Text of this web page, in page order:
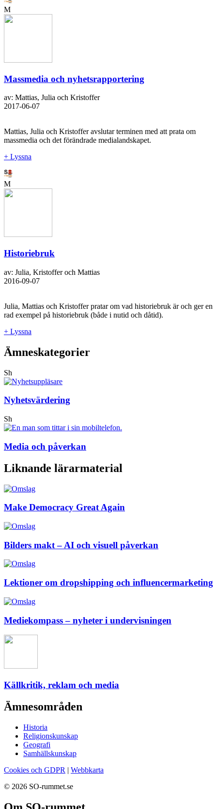
M
Massmedia och nyhetsrapportering
av: Mattias, Julia och Kristoffer
2017-06-07
Mattias, Julia och Kristoffer avslutar terminen med att prata om
massmedia och det förändrade medialandskapet.
+ Lyssna
M
Historiebruk
av: Julia, Kristoffer och Mattias
2016-09-07
Julia, Mattias och Kristoffer pratar om vad historiebruk är och ger en
rad exempel på historiebruk (både i nutid och dåtid).
+ Lyssna
Ämneskategorier
Sh
Nyhetsvärdering
Sh
Media och påverkan
Liknande lärarmaterial
Make Democracy Great Again
Bilders makt – AI och visuell påverkan
Lektioner om dropshipping och influencermarketing
Mediekompass – nyheter i undervisningen
Källkritik, reklam och media
Ämnesområden
Historia
Religionskunskap
Geografi
Samhällskunskap
Cookies och GDPR | Webbkarta
© 2026 SO-rummet.se